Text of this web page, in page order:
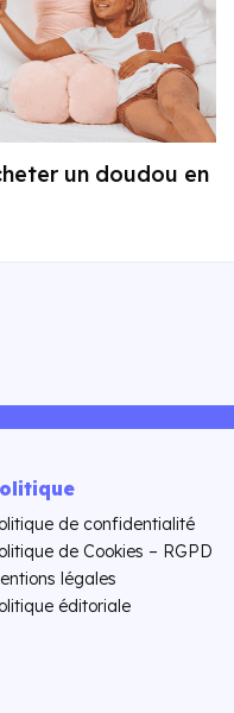
un doudou en
de confidentialité
de Cookies – RGPD
légales
éditoriale